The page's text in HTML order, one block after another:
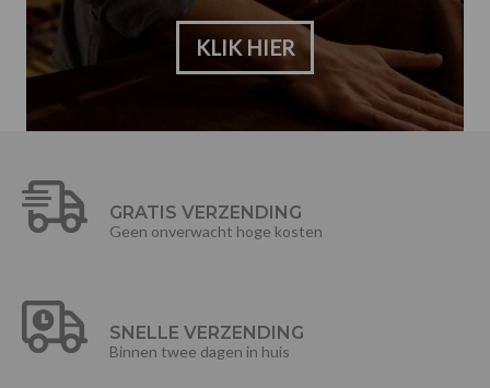
KLIK HIER
GRATIS VERZENDING
Geen onverwacht hoge kosten
SNELLE VERZENDING
Binnen twee dagen in huis